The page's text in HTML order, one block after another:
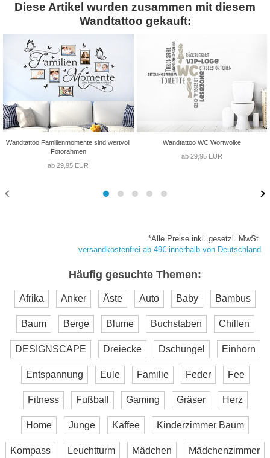
Diese Artikel wurden zusammen mit diesem
Wandtattoo gekauft:
Wandtattoo Familienmomente sind wertvoll
Fotorahmen
ab 29,95 EUR
Wandtattoo WC Wortwolke
ab 29,95 EUR
*Alle Preise inkl. gesetzl. MwSt.
versandkostenfrei ab 49€ innerhalb von Deutschland
Häufig gesuchte Themen:
Afrika Anker Äste Auto Baby Bambus
Baum Berge Blume Buchstaben Chillen
DESIGNSCAPE Dreiecke Dschungel Einhorn
Entspannung Eule Familie Feder Fee
Fitness Fußball Gaming Gräser Herz
Home Junge Kaffee Kinderzimmer Baum
Kompass Leuchtturm Mädchen Mädchenzimmer